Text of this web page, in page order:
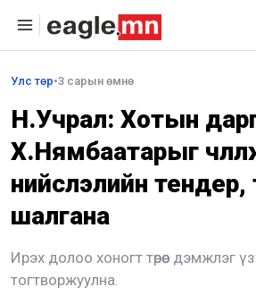
Улс төр•3 сарын өмнө
Н.Учрал: Хотын
Х.Нямбаатарыг
нийслэлийн тендер,
шалгана
Ирэх долоо хоногт төрөөс дэмжлэг
тогтворжуулна.